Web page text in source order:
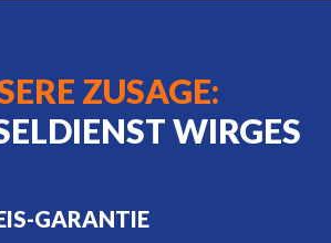
ZUSAGE:
WIRGES
GARANTIE